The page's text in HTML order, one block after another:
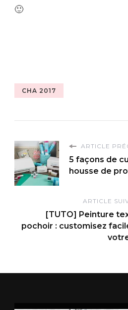
🙂
CHA 2017
ARTICLE
5 façons de
housse de
ARTICLE
[TUTO] Peinture
pochoir : customisez